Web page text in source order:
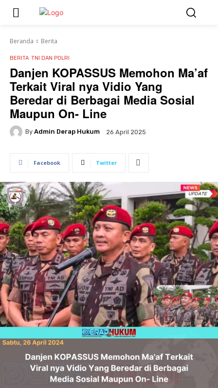
Beranda Berita
BERITA TNI DAN POLRI
Danjen KOPASSUS Memohon Ma’af
Terkait Viral nya Vidio Yang
Beredar di Berbagai Media Sosial
Maupun On- Line
By Admin Derap Hukum 26 April 2025
Facebook Twitter